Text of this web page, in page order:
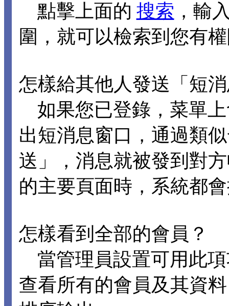
點擊上面的 搜索 ，輸
圍，就可以檢索到您有
怎樣給其他人發送「短
如果您已登錄，菜單
出短消息窗口，通過類
送」，消息就被發到對
的主要頁面時，系統都
怎樣看到全部的會員？
當管理員設置可用此
查看所有的會員及其資